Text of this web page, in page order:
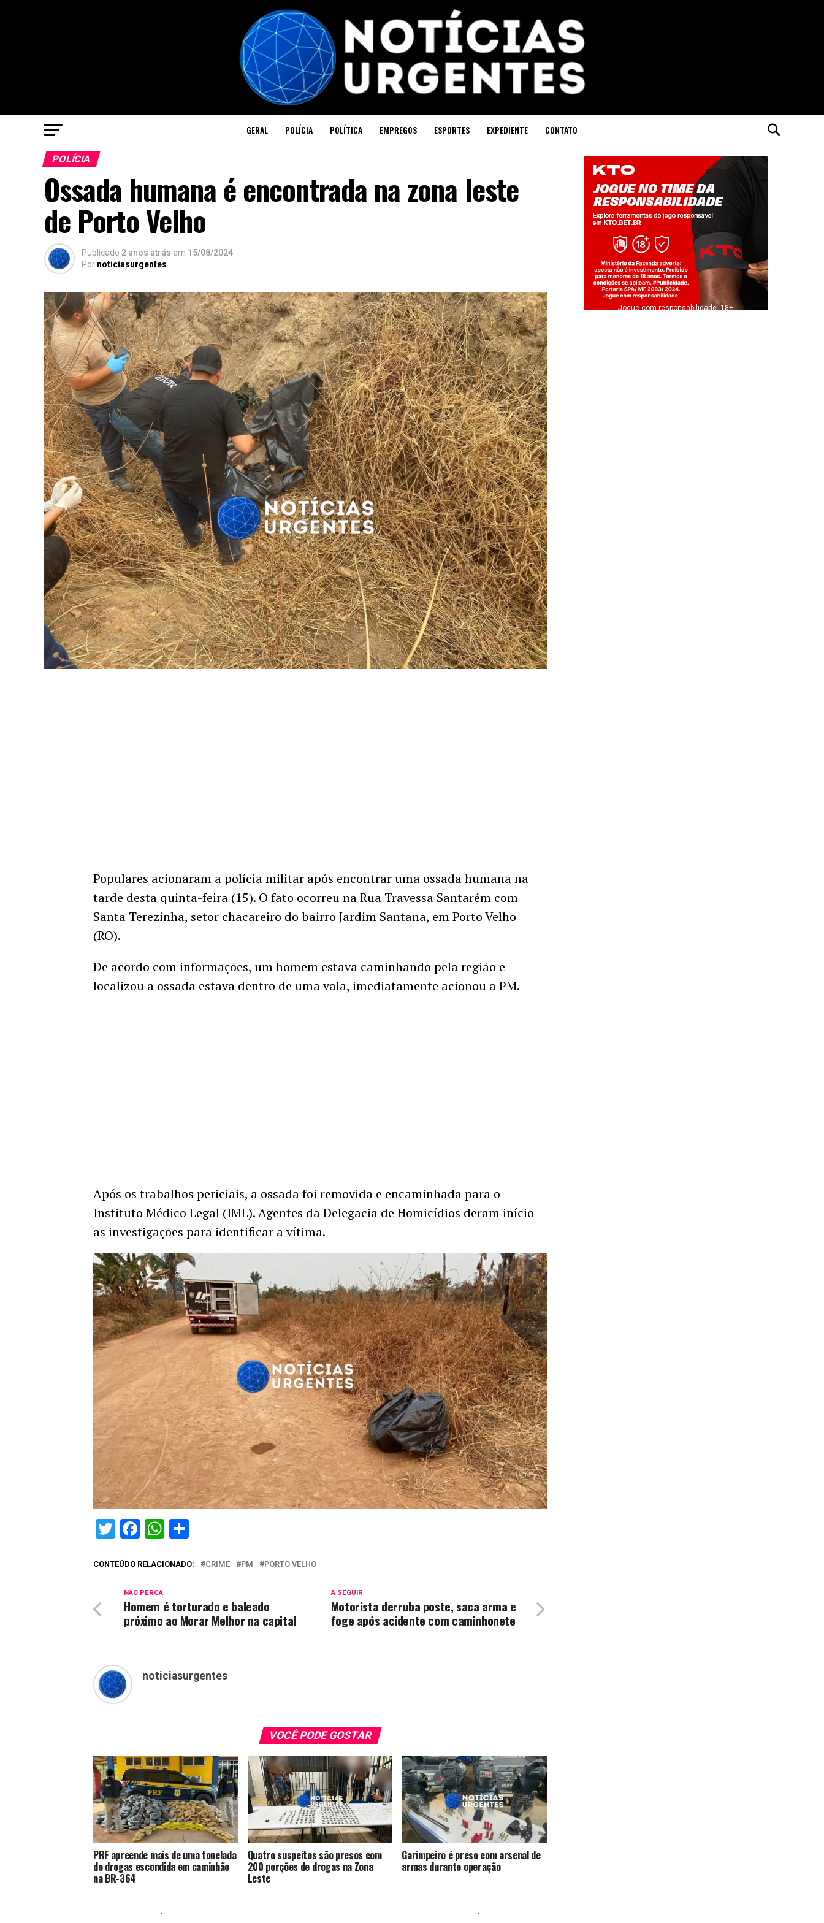
GERAL POLÍCIA POLÍTICA EMPREGOS ESPORTES EXPEDIENTE CONTATO
POLÍCIA
Ossada humana é encontrada na zona leste
de Porto Velho
Publicado 2 anos atrás em 15/08/2024
Por noticiasurgentes
Populares acionaram a polícia militar após encontrar uma ossada humana na
tarde desta quinta-feira (15). O fato ocorreu na Rua Travessa Santarém com
Santa Terezinha, setor chacareiro do bairro Jardim Santana, em Porto Velho
(RO).
De acordo com informações, um homem estava caminhando pela região e
localizou a ossada estava dentro de uma vala, imediatamente acionou a PM.
Após os trabalhos periciais, a ossada foi removida e encaminhada para o
Instituto Médico Legal (IML). Agentes da Delegacia de Homicídios deram início
as investigações para identificar a vítima.
Twitter
Facebook
WhatsApp
CONTEÚDO RELACIONADO: CRIME PM PORTO VELHO
A SEGUIR
Motorista derruba poste, saca arma e
foge após acidente com caminhonete
NÃO PERCA
Homem é torturado e baleado
próximo ao Morar Melhor na capital
noticiasurgentes
VOCÊ PODE GOSTAR
PRF apreende mais de uma tonelada
de drogas escondida em caminhão
na BR-364
Quatro suspeitos são presos com
200 porções de drogas na Zona
Leste
Garimpeiro é preso com arsenal de
armas durante operação
Jogue com responsabilidade. 18+